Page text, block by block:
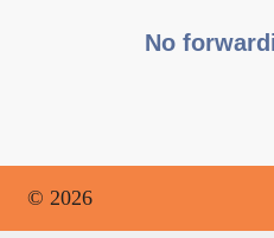
No
© 2026